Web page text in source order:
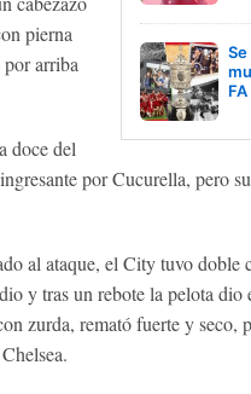
pierna
por arriba
doce del
por Cucurella, pero
al ataque, el City tuvo doble
y tras un rebote la pelota
zurda, remató fuerte y seco,